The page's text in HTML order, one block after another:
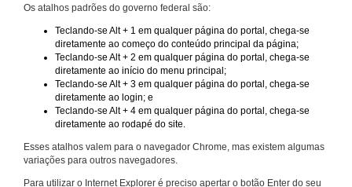
Os atalhos padrões do governo federal são:
Teclando-se Alt + 1 em qualquer página do portal, chega-se
diretamente ao começo do conteúdo principal da página;
Teclando-se Alt + 2 em qualquer página do portal, chega-se
diretamente ao início do menu principal;
Teclando-se Alt + 3 em qualquer página do portal, chega-se
diretamente ao login; e
Teclando-se Alt + 4 em qualquer página do portal, chega-se
diretamente ao rodapé do site.
Esses atalhos valem para o navegador Chrome, mas existem algumas
variações para outros navegadores.
Para utilizar o Internet Explorer é preciso apertar o botão Enter do seu